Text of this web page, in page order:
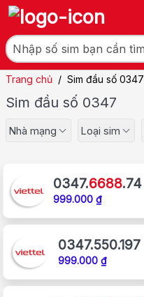
Trang chủ / Sim đầu số 0347
Sim đầu số 0347
Nhà mạng Loại sim
0347.6688.74
999.000 ₫
0347.550.197
999.000 ₫